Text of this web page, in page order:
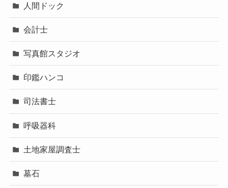
人間ドック
会計士
写真館スタジオ
印鑑ハンコ
司法書士
呼吸器科
土地家屋調査士
墓石